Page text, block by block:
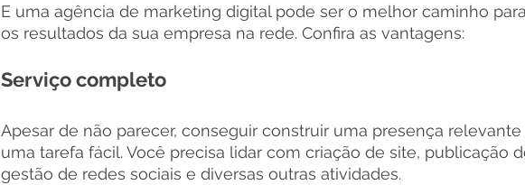
E uma agência de marketing digital pode ser o melhor caminho
os resultados da sua empresa na rede. Confira as vantagens:
Serviço completo
Apesar de não parecer, conseguir construir uma presença
uma tarefa fácil. Você precisa lidar com criação de site, publicação
gestão de redes sociais e diversas outras atividades.